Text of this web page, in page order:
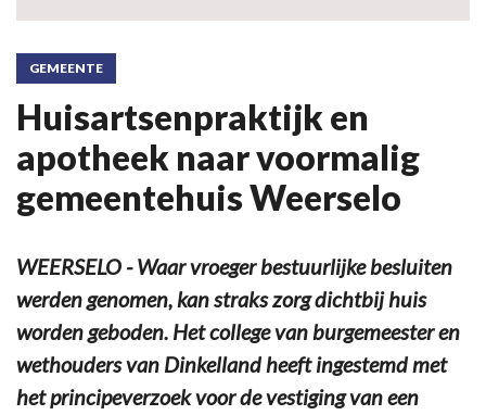
GEMEENTE
Huisartsenpraktijk en
apotheek naar voormalig
gemeentehuis Weerselo
WEERSELO - Waar vroeger bestuurlijke besluiten
werden genomen, kan straks zorg dichtbij huis
worden geboden. Het college van burgemeester en
wethouders van Dinkelland heeft ingestemd met
het principeverzoek voor de vestiging van een